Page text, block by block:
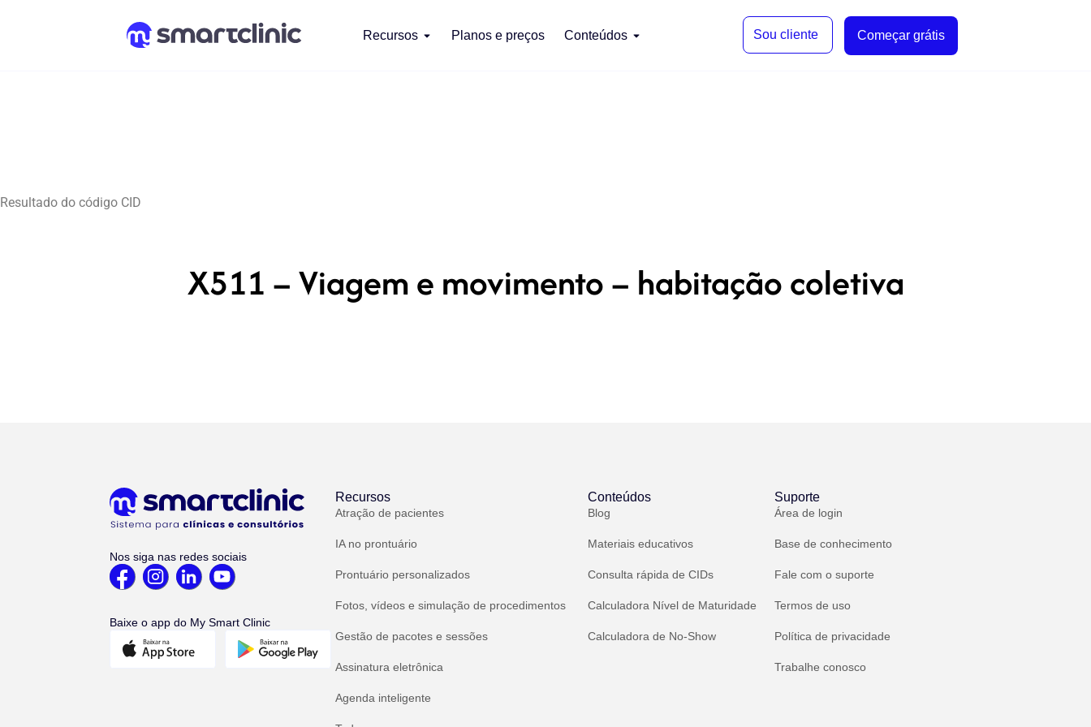
Recursos Planos e preços Conteúdos Sou cliente Começar grátis
Resultado do código CID
X511 – Viagem e movimento – habitação coletiva
Nos siga nas redes sociais
Baixe o app do My Smart Clinic
Recursos
Atração de pacientes
IA no prontuário
Prontuário personalizados
Fotos, vídeos e simulação de procedimentos
Gestão de pacotes e sessões
Assinatura eletrônica
Agenda inteligente
Conteúdos
Blog
Materiais educativos
Consulta rápida de CIDs
Calculadora Nível de Maturidade
Calculadora de No-Show
Suporte
Área de login
Base de conhecimento
Fale com o suporte
Termos de uso
Política de privacidade
Trabalhe conosco